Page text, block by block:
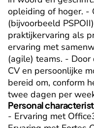
opleiding of hoger. -
(bijvoorbeeld
praktijkervaring als
ervaring met
(agile) teams. -
CV en persoonlijke
bereid om, conform
twee dagen per
Personal
- Ervaring met